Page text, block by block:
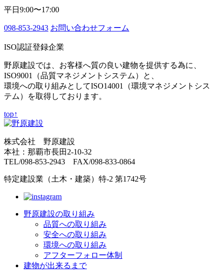
平日9:00〜17:00
098-853-2943 お問い合わせフォーム
ISO認証登録企業
野原建設では、お客様へ質の良い建物を提供する為に、
ISO9001（品質マネジメントシステム）と、
環境への取り組みとしてISO14001（環境マネジメントシス
テム）を取得しております。
top↑
株式会社 野原建設
本社：那覇市長田2-10-32
TEL/098-853-2943 FAX/098-833-0864
特定建設業（土木・建築）特-2 第1742号
野原建設の取り組み
品質への取り組み
安全への取り組み
環境への取り組み
アフターフォロー体制
建物が出来るまで